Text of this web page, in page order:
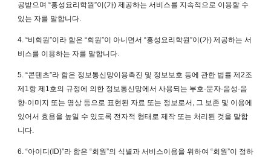
공받으며 “홍성요리학원”이(가) 제공하는 서비스를 지속적으로 이용할 수
있는 자를 말합니다.
4. “비회원”이라 함은 “회원”이 아니면서 “홍성요리학원”이(가) 제공하는 서
비스를 이용하는 자를 말합니다.
5. “콘텐츠”라 함은 정보통신망이용촉진 및 정보보호 등에 관한 법률 제2조
제1항 제1호의 규정에 의한 정보통신망에서 사용되는 부호·문자·음성·음
향·이미지 또는 영상 등으로 표현된 자료 또는 정보로서, 그 보존 및 이용에
있어서 효용을 높일 수 있도록 전자적 형태로 제작 또는 처리된 것을 말합
니다.
6. “아이디(ID)”라 함은 “회원”의 식별과 서비스이용을 위하여 “회원”이 정하